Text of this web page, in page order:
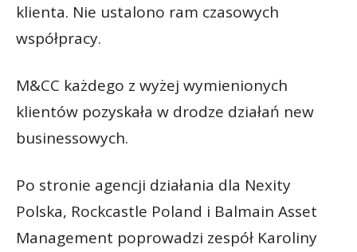
klienta. Nie ustalono ram czasowych
współpracy.
M&CC każdego z wyżej wymienionych
klientów pozyskała w drodze działań new
businessowych.
Po stronie agencji działania dla Nexity
Polska, Rockcastle Poland i Balmain Asset
Management poprowadzi zespół Karoliny